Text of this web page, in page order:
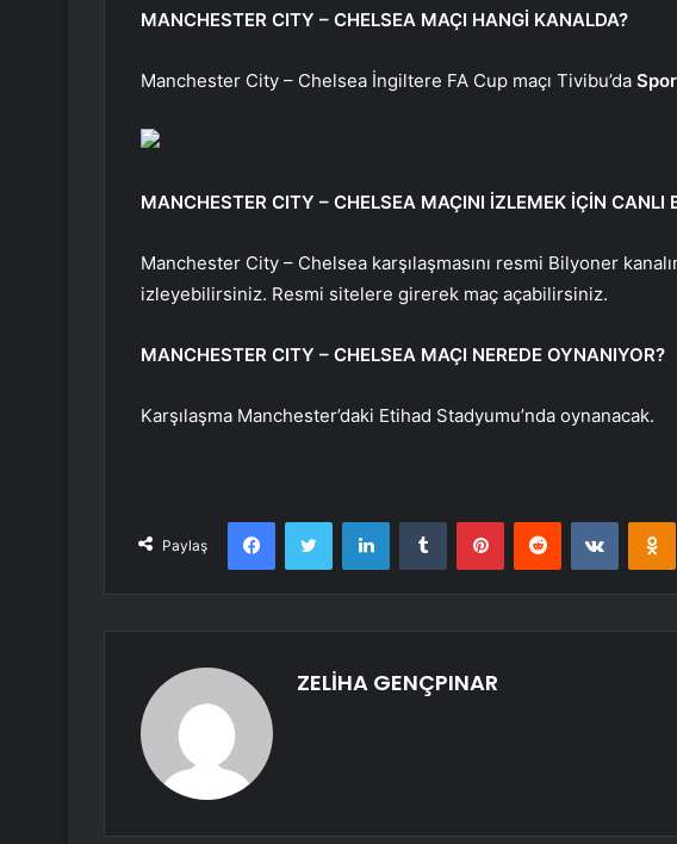
MANCHESTER CITY – CHELSEA MAÇI HANGİ KANALDA?
Manchester City – Chelsea İngiltere FA Cup maçı Tivibu’da Spor
MANCHESTER CITY – CHELSEA MAÇINI İZLEMEK İÇİN CANLI
Manchester City – Chelsea karşılaşmasını resmi Bilyoner
izleyebilirsiniz. Resmi sitelere girerek maç açabilirsiniz.
MANCHESTER CITY – CHELSEA MAÇI NEREDE OYNANIYOR?
Karşılaşma Manchester’daki Etihad Stadyumu’nda oynanacak.
Paylaş
FacebookTwitter LinkedInTumblr PinterestReddit
ZELİHA GENÇPINAR